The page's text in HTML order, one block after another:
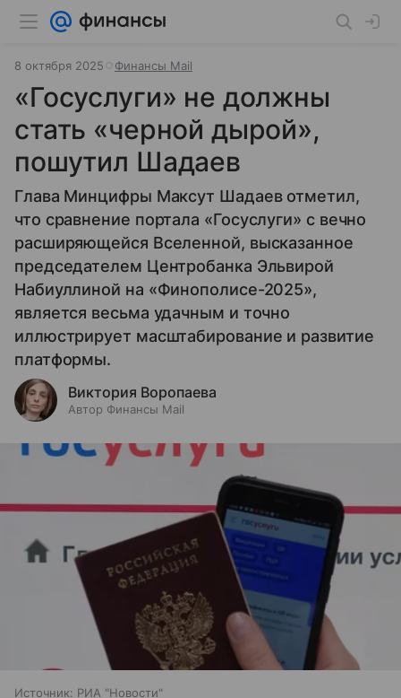
8 октября 2025 Финансы Mail
«Госуслуги» не должны
стать «черной дырой»,
пошутил Шадаев
Глава Минцифры Максут Шадаев отметил,
что сравнение портала «Госуслуги» с вечно
расширяющейся Вселенной, высказанное
председателем Центробанка Эльвирой
Набиуллиной на «Финополисе-2025»,
является весьма удачным и точно
иллюстрирует масштабирование и развитие
платформы.
Виктория Воропаева
Автор Финансы Mail
Источник: РИА "Новости"